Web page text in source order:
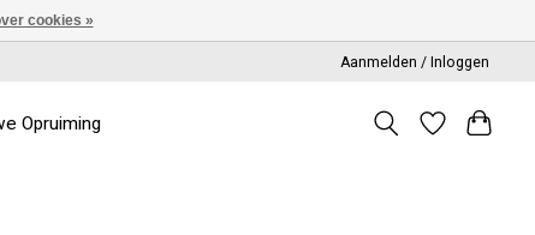
Aanmelden / Inloggen
Opruiming
cookies »